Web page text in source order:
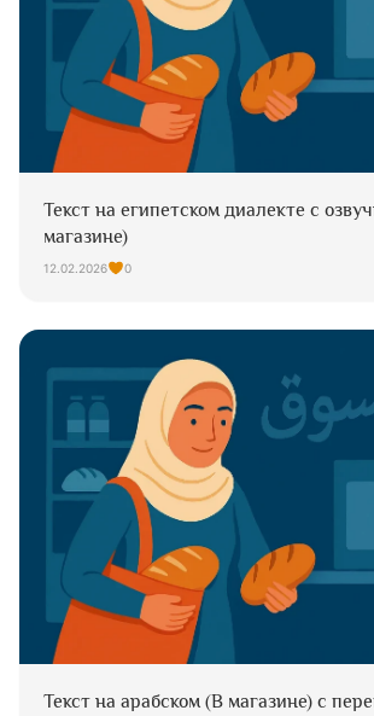
Текст на египетском диалекте с
магазине)
12.02.2026 0
Текст на арабском (В магазине) с